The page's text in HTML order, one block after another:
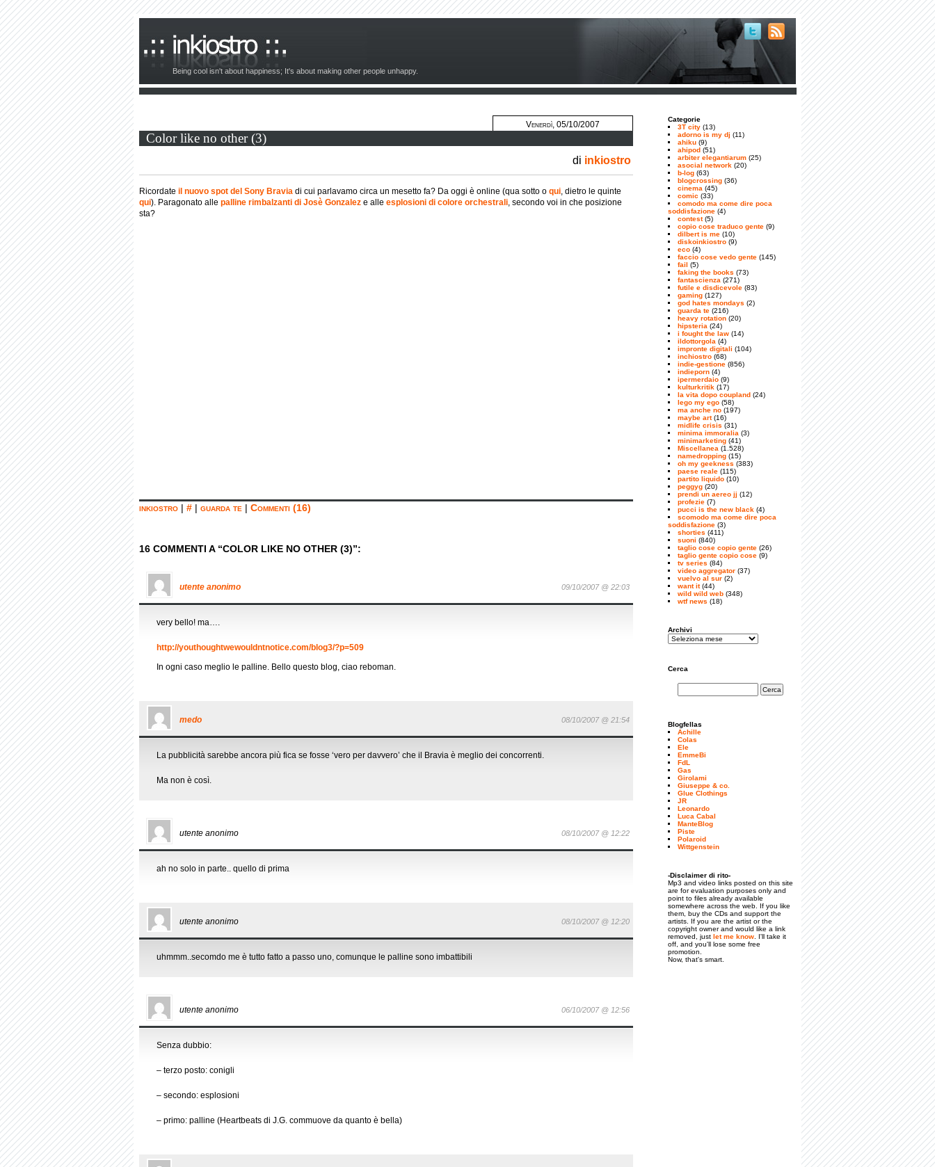
Being cool isn't about happiness; It's about making other people unhappy.
Venerdì, 05/10/2007
Color like no other (3)
di inkiostro
Ricordate il nuovo spot del Sony Bravia di cui parlavamo circa un mesetto fa? Da oggi è online (qua sotto o qui, dietro le quinte
qui). Paragonato alle palline rimbalzanti di Josè Gonzalez e alle esplosioni di colore orchestrali, secondo voi in che posizione
sta?
inkiostro | # | guarda te | Commenti (16)
16 COMMENTI A “COLOR LIKE NO OTHER (3)”:
utente anonimo 09/10/2007 @ 22:03
very bello! ma….
http://youthoughtwewouldntnotice.com/blog3/?p=509
In ogni caso meglio le palline. Bello questo blog, ciao reboman.
medo 08/10/2007 @ 21:54
La pubblicità sarebbe ancora più fica se fosse ‘vero per davvero’ che il Bravia è meglio dei concorrenti.
Ma non è così.
utente anonimo 08/10/2007 @ 12:22
ah no solo in parte.. quello di prima
utente anonimo 08/10/2007 @ 12:20
uhmmm..secomdo me è tutto fatto a passo uno, comunque le palline sono imbattibili
utente anonimo 06/10/2007 @ 12:56
Senza dubbio:
– terzo posto: conigli
– secondo: esplosioni
– primo: palline (Heartbeats di J.G. commuove da quanto è bella)
Categorie
3T city (13)
adorno is my dj (11)
ahiku (9)
ahipod (51)
arbiter elegantiarum (25)
asocial network (20)
b-log (63)
blogcrossing (36)
cinema (45)
comic (33)
comodo ma come dire poca
soddisfazione (4)
contest(5)
copio cose traduco gente (9)
dilbert is me (10)
diskoinkiostro (9)
eco (4)
faccio cose vedo gente (145)
fail (5)
faking the books (73)
fantascienza (271)
futile e disdicevole (83)
gaming (127)
god hates mondays (2)
guarda te (216)
heavy rotation (20)
hipsteria (24)
i fought the law (14)
ildottorgola (4)
impronte digitali (104)
inchiostro (68)
indie-gestione (856)
indieporn (4)
ipermerdaio (9)
kulturkritik (17)
la vita dopo coupland (24)
lego my ego (58)
ma anche no (197)
maybe art(16)
midlife crisis (31)
minima immoralia (3)
minimarketing (41)
Miscellanea (1.528)
namedropping (15)
oh my geekness (383)
paese reale (115)
partito liquido (10)
peggyg (20)
prendi un aereo jj (12)
profezie (7)
pucci is the new black (4)
scomodo ma come dire poca
soddisfazione (3)
shorties (411)
suoni (840)
taglio cose copio gente (26)
taglio gente copio cose (9)
tv series (84)
video aggregator (37)
vuelvo al sur (2)
want it(44)
wild wild web (348)
wtf news (18)
Archivi
Cerca
Blogfellas
Achille
Colas
Ele
EmmeBi
FdL
Gas
Girolami
Giuseppe & co.
Glue Clothings
JR
Leonardo
Luca Cabal
ManteBlog
Piste
Polaroid
Wittgenstein
-Disclaimer di rito-
Mp3 and video links posted on this site
are for evaluation purposes only and
point to files already available
somewhere across the web. If you like
them, buy the CDs and support the
artists. If you are the artist or the
copyright owner and would like a link
removed, just let me know . I'll take it
off, and you'll lose some free
promotion.
Now, that's smart.